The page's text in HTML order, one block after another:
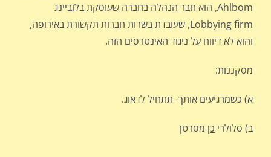
Ahlbom, הוא חבר הנהלה בחברה שעוסקת בלוביינג
Lobbying firm, שעובדת בשרות חברות תקשורת באירופה,
והוא לא דיווח על ניגוד האינטרסים הזה.
מסקננות:
א) כשמרגיעים אותך- תתחיל לדאוג.
ב) סלולרי כן מסרטן